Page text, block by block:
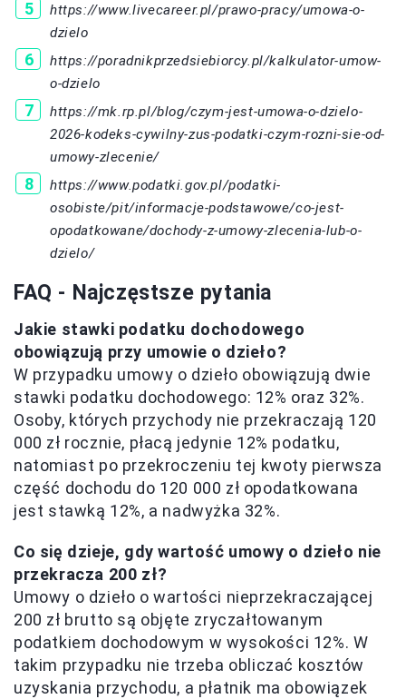
https://www.livecareer.pl/prawo-pracy/umowa-o-
dzielo
https://poradnikprzedsiebiorcy.pl/kalkulator-umow-
o-dzielo
https://mk.rp.pl/blog/czym-jest-umowa-o-dzielo-
2026-kodeks-cywilny-zus-podatki-czym-rozni-sie-od-
umowy-zlecenie/
https://www.podatki.gov.pl/podatki-
osobiste/pit/informacje-podstawowe/co-jest-
opodatkowane/dochody-z-umowy-zlecenia-lub-o-
dzielo/
FAQ - Najczęstsze pytania
Jakie stawki podatku dochodowego
obowiązują przy umowie o dzieło?
W przypadku umowy o dzieło obowiązują dwie
stawki podatku dochodowego: 12% oraz 32%.
Osoby, których przychody nie przekraczają 120
000 zł rocznie, płacą jedynie 12% podatku,
natomiast po przekroczeniu tej kwoty pierwsza
część dochodu do 120 000 zł opodatkowana
jest stawką 12%, a nadwyżka 32%.
Co się dzieje, gdy wartość umowy o dzieło nie
przekracza 200 zł?
Umowy o dzieło o wartości nieprzekraczającej
200 zł brutto są objęte zryczałtowanym
podatkiem dochodowym w wysokości 12%. W
takim przypadku nie trzeba obliczać kosztów
uzyskania przychodu, a płatnik ma obowiązek